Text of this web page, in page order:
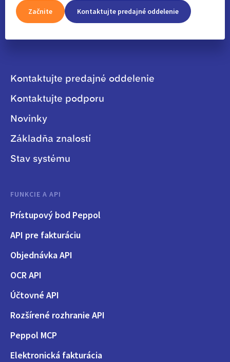
Začnite Kontaktujte predajné oddelenie
Kontaktujte predajné oddelenie
Kontaktujte podporu
Novinky
Základňa znalostí
Stav systému
FUNKCIE A API
Prístupový bod Peppol
API pre fakturáciu
Objednávka API
OCR API
Účtovné API
Rozšírené rozhranie API
Peppol MCP
Elektronická fakturácia